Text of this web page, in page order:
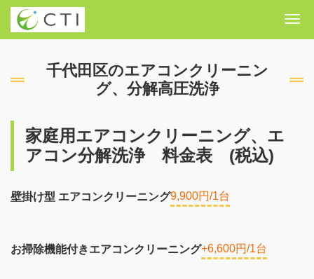
千代田区のエアコンクリーニン
グ、分解高圧洗浄
家庭用エアコンクリーニング、エ
アコン分解洗浄 料金表 (税込)
壁掛け型 エアコンクリーニング9,900円/1台
お掃除機能付きエアコンクリーニング+6,600円/1台